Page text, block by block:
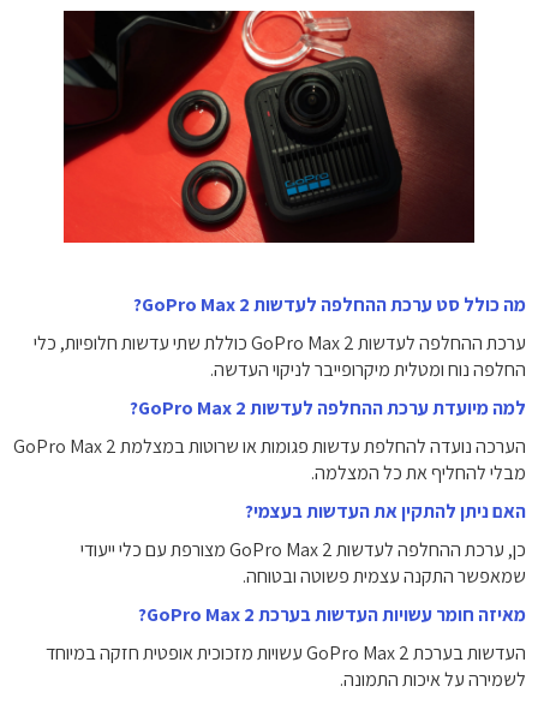
מה כולל סט ערכת ההחלפה לעדשות GoPro Max 2?
ערכת ההחלפה לעדשות GoPro Max 2 כוללת שתי עדשות חלופיות, כלי
החלפה נוח ומטלית מיקרופייבר לניקוי העדשה.
למה מיועדת ערכת ההחלפה לעדשות GoPro Max 2?
הערכה נועדה להחלפת עדשות פגומות או שרוטות במצלמת GoPro Max 2
מבלי להחליף את כל המצלמה.
האם ניתן להתקין את העדשות בעצמי?
כן, ערכת ההחלפה לעדשות GoPro Max 2 מצורפת עם כלי ייעודי
שמאפשר התקנה עצמית פשוטה ובטוחה.
מאיזה חומר עשויות העדשות בערכת GoPro Max 2?
העדשות בערכת GoPro Max 2 עשויות מזכוכית אופטית חזקה במיוחד
לשמירה על איכות התמונה.